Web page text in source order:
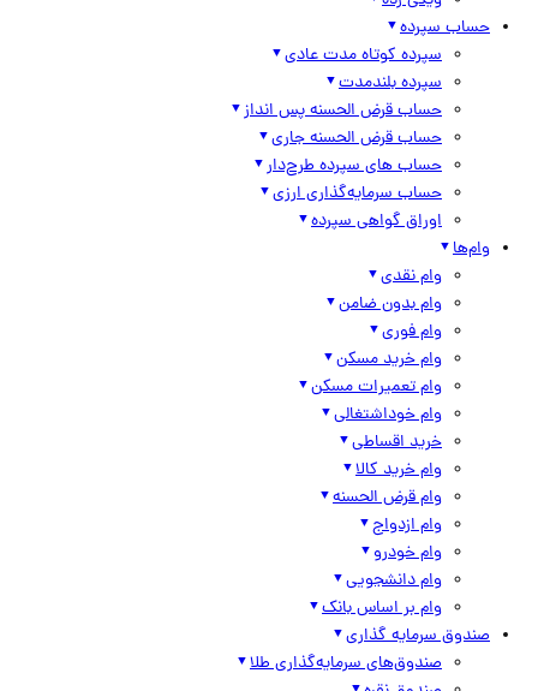
حساب سپرده
سپرده کوتاه مدت عادی
سپرده بلندمدت
حساب قرض الحسنه پس انداز
حساب قرض الحسنه جاری
حساب های سپرده طرح‌دار
حساب سرمایه‌گذاری ارزی
اوراق گواهی سپرده
وام‌ها
وام نقدی
وام بدون ضامن
وام فوری
وام خرید مسکن
وام تعمیرات مسکن
وام خوداشتغالی
خرید اقساطی
وام خرید کالا
وام قرض الحسنه
وام ازدواج
وام خودرو
وام دانشجویی
وام بر اساس بانک
صندوق سرمایه گذاری
صندوق‌های سرمایه‌گذاری طلا